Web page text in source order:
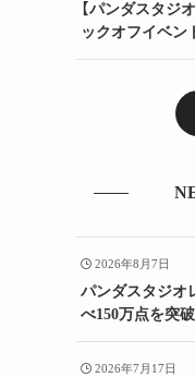
【パンダスタジ
ックオフイベン
2026年8月7日
パンダスタジオ
べ150万点を突
2026年7月17日